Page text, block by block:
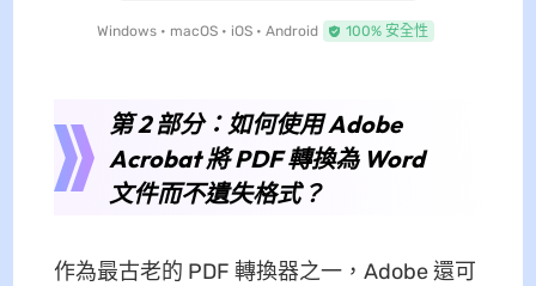
Windows • macOS • iOS • Android 100% 安全性
第 2 部分：如何使用 Adob​​e
Acrobat 將 PDF 轉換為 Word
文件而不遺失格式？
作為最古老的 PDF 轉換器之一，Adobe 還可